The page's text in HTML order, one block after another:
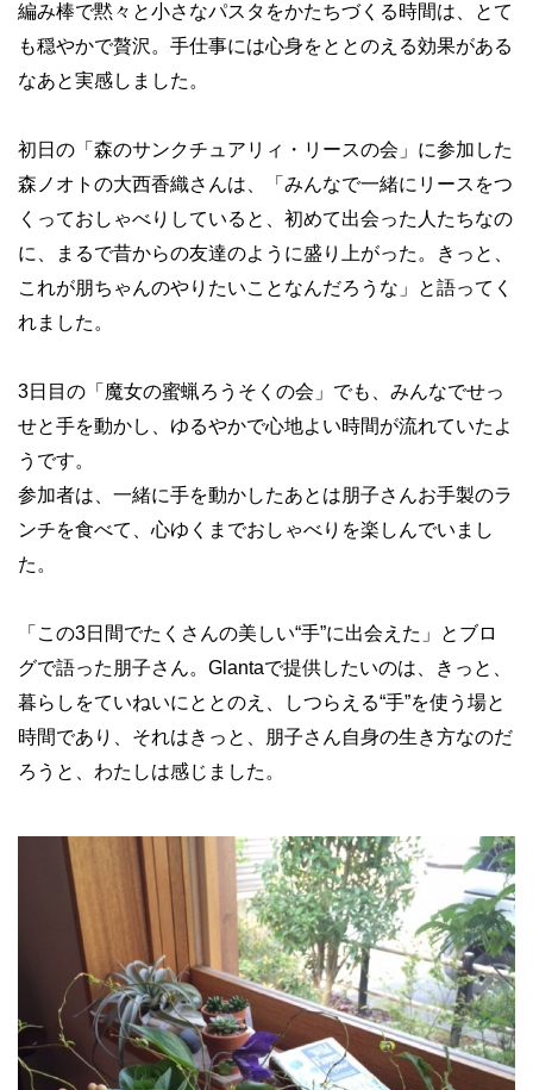
編み棒で黙々と小さなパスタをかたちづくる時間は、とて
も穏やかで贅沢。手仕事には心身をととのえる効果がある
なあと実感しました。
初日の「森のサンクチュアリィ・リースの会」に参加した
森ノオトの大西香織さんは、「みんなで一緒にリースをつ
くっておしゃべりしていると、初めて出会った人たちなの
に、まるで昔からの友達のように盛り上がった。きっと、
これが朋ちゃんのやりたいことなんだろうな」と語ってく
れました。
3日目の「魔女の蜜蝋ろうそくの会」でも、みんなでせっ
せと手を動かし、ゆるやかで心地よい時間が流れていたよ
うです。
参加者は、一緒に手を動かしたあとは朋子さんお手製のラ
ンチを食べて、心ゆくまでおしゃべりを楽しんでいまし
た。
「この3日間でたくさんの美しい“手”に出会えた」とブロ
グで語った朋子さん。Glantaで提供したいのは、きっと、
暮らしをていねいにととのえ、しつらえる“手”を使う場と
時間であり、それはきっと、朋子さん自身の生き方なのだ
ろうと、わたしは感じました。